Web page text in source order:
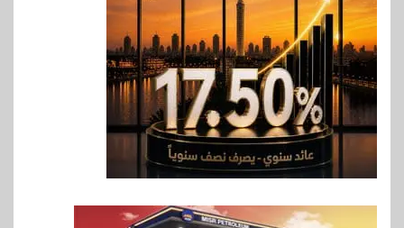
6
اقتصاد